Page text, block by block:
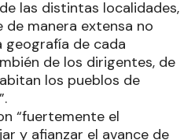
las distintas localidades,
manera extensa no
geografía de cada
de los dirigentes, de
los pueblos de
“fuertemente el
y afianzar el avance de